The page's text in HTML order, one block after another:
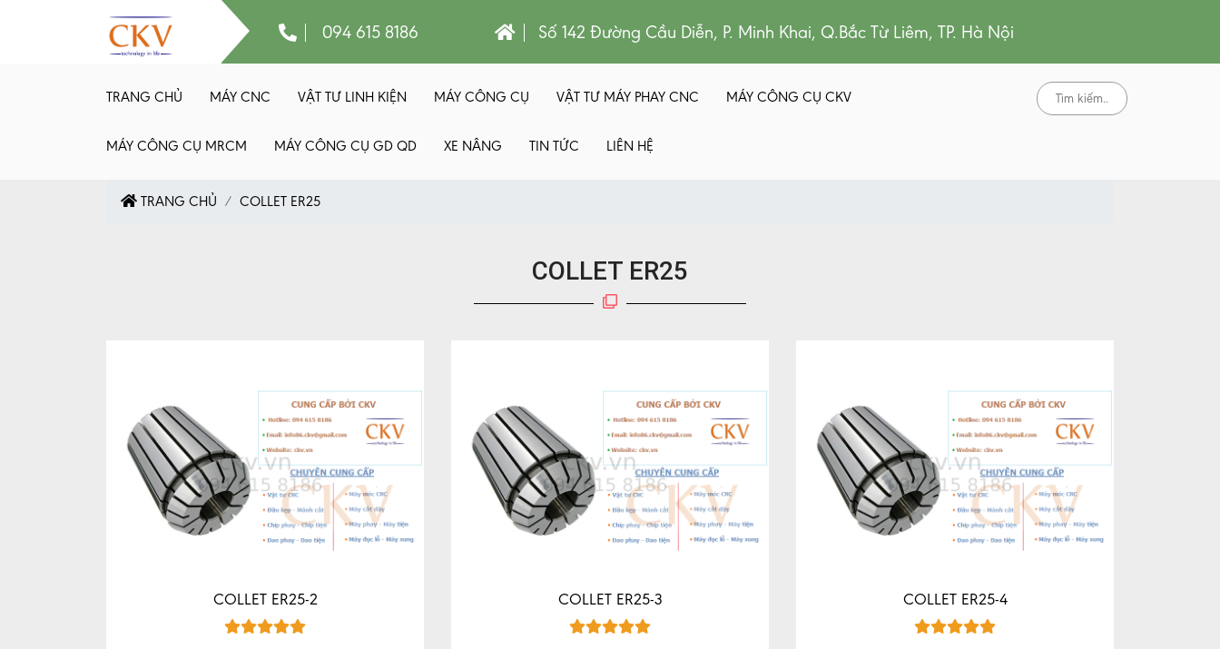
094 615 8186 Số 142 Đường Cầu Diễn, P. Minh Khai, Q.Bắc Từ Liêm, TP. Hà Nội
TRANG CHỦ MÁY CNC VẬT TƯ LINH KIỆN MÁY CÔNG CỤ VẬT TƯ MÁY PHAY CNC MÁY CÔNG CỤ CKV
MÁY CÔNG CỤ MRCM MÁY CÔNG CỤ GD QD XE NÂNG TIN TỨC LIÊN HỆ
TRANG CHỦ COLLET ER25
COLLET ER25
COLLET ER25-2 COLLET ER25-3 COLLET ER25-4